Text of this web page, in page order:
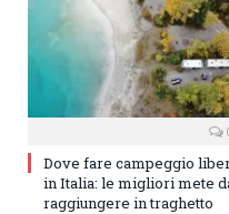
Dove fare campeggio
in Italia: le migliori mete
raggiungere in traghetto